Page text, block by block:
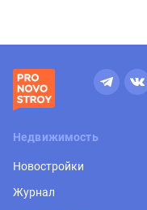
Недвижимость
Новостройки
Журнал